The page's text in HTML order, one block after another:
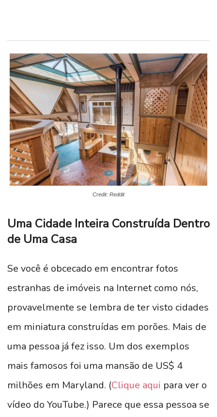
Credit: Reddit
Uma Cidade Inteira Construída Dentro
de Uma Casa
Se você é obcecado em encontrar fotos
estranhas de imóveis na Internet como nós,
provavelmente se lembra de ter visto cidades
em miniatura construídas em porões. Mais de
uma pessoa já fez isso. Um dos exemplos
mais famosos foi uma mansão de US$ 4
milhões em Maryland. (Clique aqui para ver o
vídeo do YouTube.) Parece que essa pessoa se